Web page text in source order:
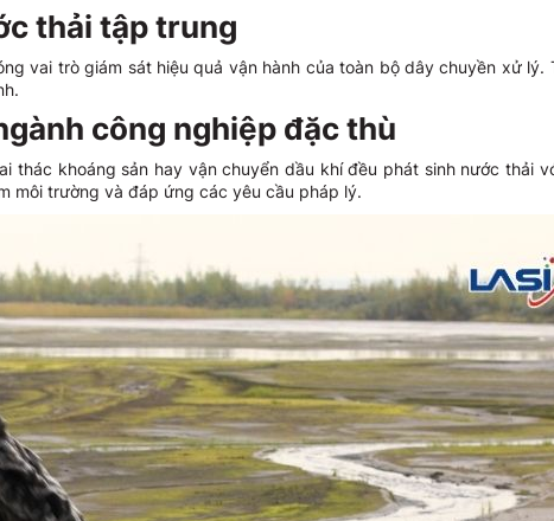
thải tập trung
vai trò giám sát hiệu quả vận hành của toàn bộ dây chuyền xử
công nghiệp đặc thù
thác khoáng sản hay vận chuyển dầu khí đều phát sinh nước thải
môi trường và đáp ứng các yêu cầu pháp lý.